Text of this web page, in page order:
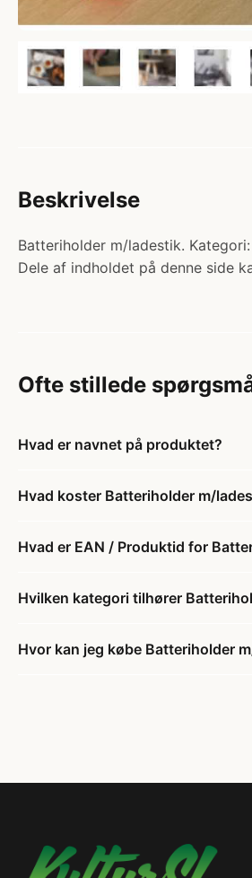
Beskrivelse
Batteriholder m/ladestik.
Dele af indholdet på denne side
Ofte stillede
Hvad er navnet på produktet?
Hvad koster Batteriholder m/
Hvad er EAN / Produktid for
Hvilken kategori tilhører
Hvor kan jeg købe Batteriholder